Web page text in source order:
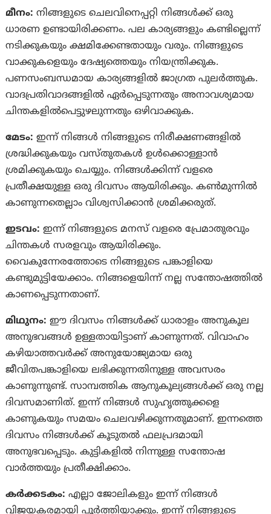
മീനം: നിങ്ങളുടെ ചെലവിനെപ്പറ്റി നിങ്ങൾക്ക് ഒരു
ധാരണ ഉണ്ടായിരിക്കണം. പല കാര്യങ്ങളും കണ്ടില്ലെന്ന്
നടിക്കുകയും ക്ഷമിക്കേണ്ടതായും വരും. നിങ്ങളുടെ
വാക്കുകളെയും ദേഷ്യത്തെയും നിയന്ത്രിക്കുക.
പണസംബന്ധമായ കാര്യങ്ങളിൽ ജാഗ്രത പുലർത്തുക.
വാദപ്രതിവാദങ്ങളിൽ ഏർപ്പെടുന്നതും അനാവശ്യമായ
ചിന്തകളിൽപെട്ടുഴലുന്നതും ഒഴിവാക്കുക.
മേടം: ഇന്ന് നിങ്ങൾ നിങ്ങളുടെ നിരീക്ഷണങ്ങളിൽ
ശ്രദ്ധിക്കുകയും വസ്‌തുതകൾ ഉൾക്കൊള്ളാൻ
ശ്രമിക്കുകയും ചെയ്യും. നിങ്ങൾക്കിന്ന് വളരെ
പ്രതീക്ഷയുള്ള ഒരു ദിവസം ആയിരിക്കും. കൺമുന്നിൽ
കാണുന്നതെല്ലാം വിശ്വസിക്കാൻ ശ്രമിക്കരുത്.
ഇടവം: ഇന്ന് നിങ്ങളുടെ മനസ്‌ വളരെ പ്രേമാതുരവും
ചിന്തകൾ സരളവും ആയിരിക്കും.
വൈകുന്നേരത്തോടെ നിങ്ങളുടെ പങ്കാളിയെ
കണ്ടുമുട്ടിയേക്കാം. നിങ്ങളെയിന്ന് നല്ല സന്തോഷത്തിൽ
കാണപ്പെടുന്നതാണ്.
മിഥുനം: ഈ ദിവസം നിങ്ങൾക്ക് ധാരാളം അനുകൂല
അനുഭവങ്ങൾ ഉള്ളതായിട്ടാണ് കാണുന്നത്. വിവാഹം
കഴിയാത്തവർക്ക് അനുയോജ്യമായ ഒരു
ജീവിതപങ്കാളിയെ ലഭിക്കുന്നതിനുള്ള അവസരം
കാണുന്നുണ്ട്. സാമ്പത്തിക ആനുകൂല്യങ്ങൾക്ക് ഒരു നല്ല
ദിവസമാണിത്. ഇന്ന് നിങ്ങൾ സുഹൃത്തുക്കളെ
കാണുകയും സമയം ചെലവഴിക്കുന്നതുമാണ്. ഇന്നത്തെ
ദിവസം നിങ്ങൾക്ക് കൂടുതൽ ഫലപ്രദമായി
അനുഭവപ്പെടും. കുട്ടികളിൽ നിന്നുള്ള സന്തോഷ
വാർത്തയും പ്രതീക്ഷിക്കാം.
കര്‍ക്കടകം: എല്ലാ ജോലികളും ഇന്ന് നിങ്ങൾ
വിജയകരമായി പൂർത്തിയാക്കും. ഇന്ന് നിങ്ങളുടെ